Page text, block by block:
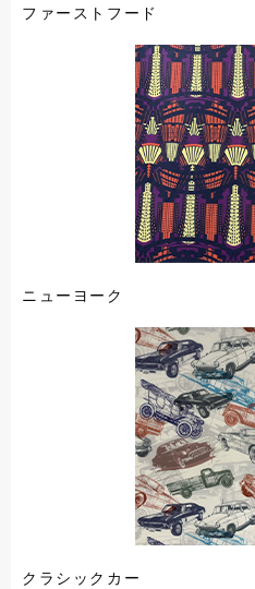
ファーストフード
ニューヨーク
クラシックカー